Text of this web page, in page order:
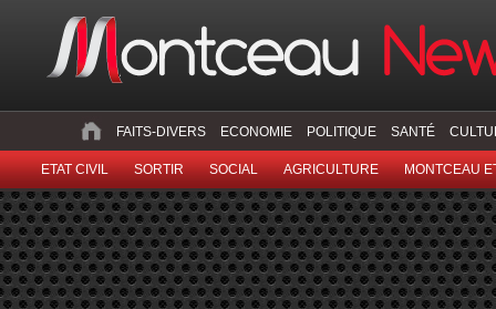
FAITS-DIVERS ECONOMIE POLITIQUE SANTÉ
ETAT CIVIL SORTIR SOCIAL AGRICULTURE MONTCEAU